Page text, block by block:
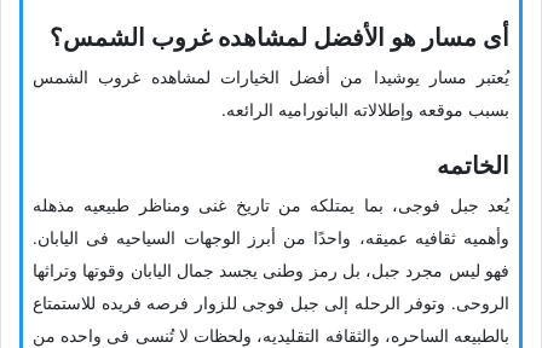
أی مسار هو الأفضل لمشاهده غروب الشمس؟
یُعتبر مسار یوشیدا من أفضل الخیارات لمشاهده غروب الشمس
بسبب موقعه وإطلالاته البانورامیه الرائعه.
الخاتمه
یُعد جبل فوجی، بما یمتلکه من تاریخ غنی ومناظر طبیعیه مذهله
وأهمیه ثقافیه عمیقه، واحدًا من أبرز الوجهات السیاحیه فی الیابان.
فهو لیس مجرد جبل، بل رمز وطنی یجسد جمال الیابان وقوتها وتراثها
الروحی. وتوفر الرحله إلى جبل فوجی للزوار فرصه فریده للاستمتاع
بالطبیعه الساحره، والثقافه التقلیدیه، ولحظات لا تُنسى فی واحده من